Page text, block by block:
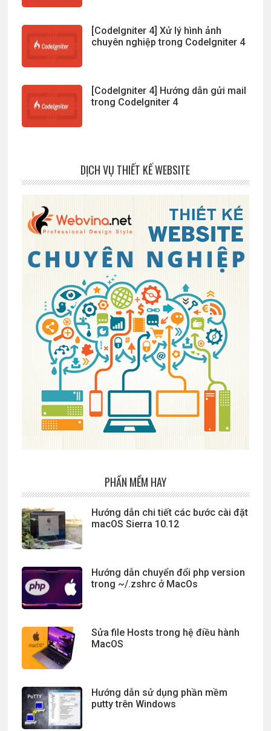
[CodeIgniter 4] Xử lý hình ảnh
chuyên nghiệp trong CodeIgniter 4
[CodeIgniter 4] Hướng dẫn gửi mail
trong CodeIgniter 4
DỊCH VỤ THIẾT KẾ WEBSITE
PHẦN MỀM HAY
Hướng dẫn chi tiết các bước cài đặt
macOS Sierra 10.12
Hướng dẫn chuyển đổi php version
trong ~/.zshrc ở MacOs
Sửa file Hosts trong hệ điều hành
MacOS
Hướng dẫn sử dụng phần mềm
putty trên Windows